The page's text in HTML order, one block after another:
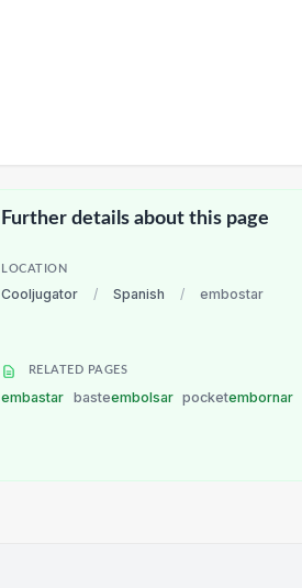
Further details about this page
LOCATION
Cooljugator / Spanish / embostar
RELATED PAGES
embastar basteembolsar pocketembornar